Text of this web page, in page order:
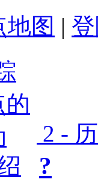
地图 |
2 -
?